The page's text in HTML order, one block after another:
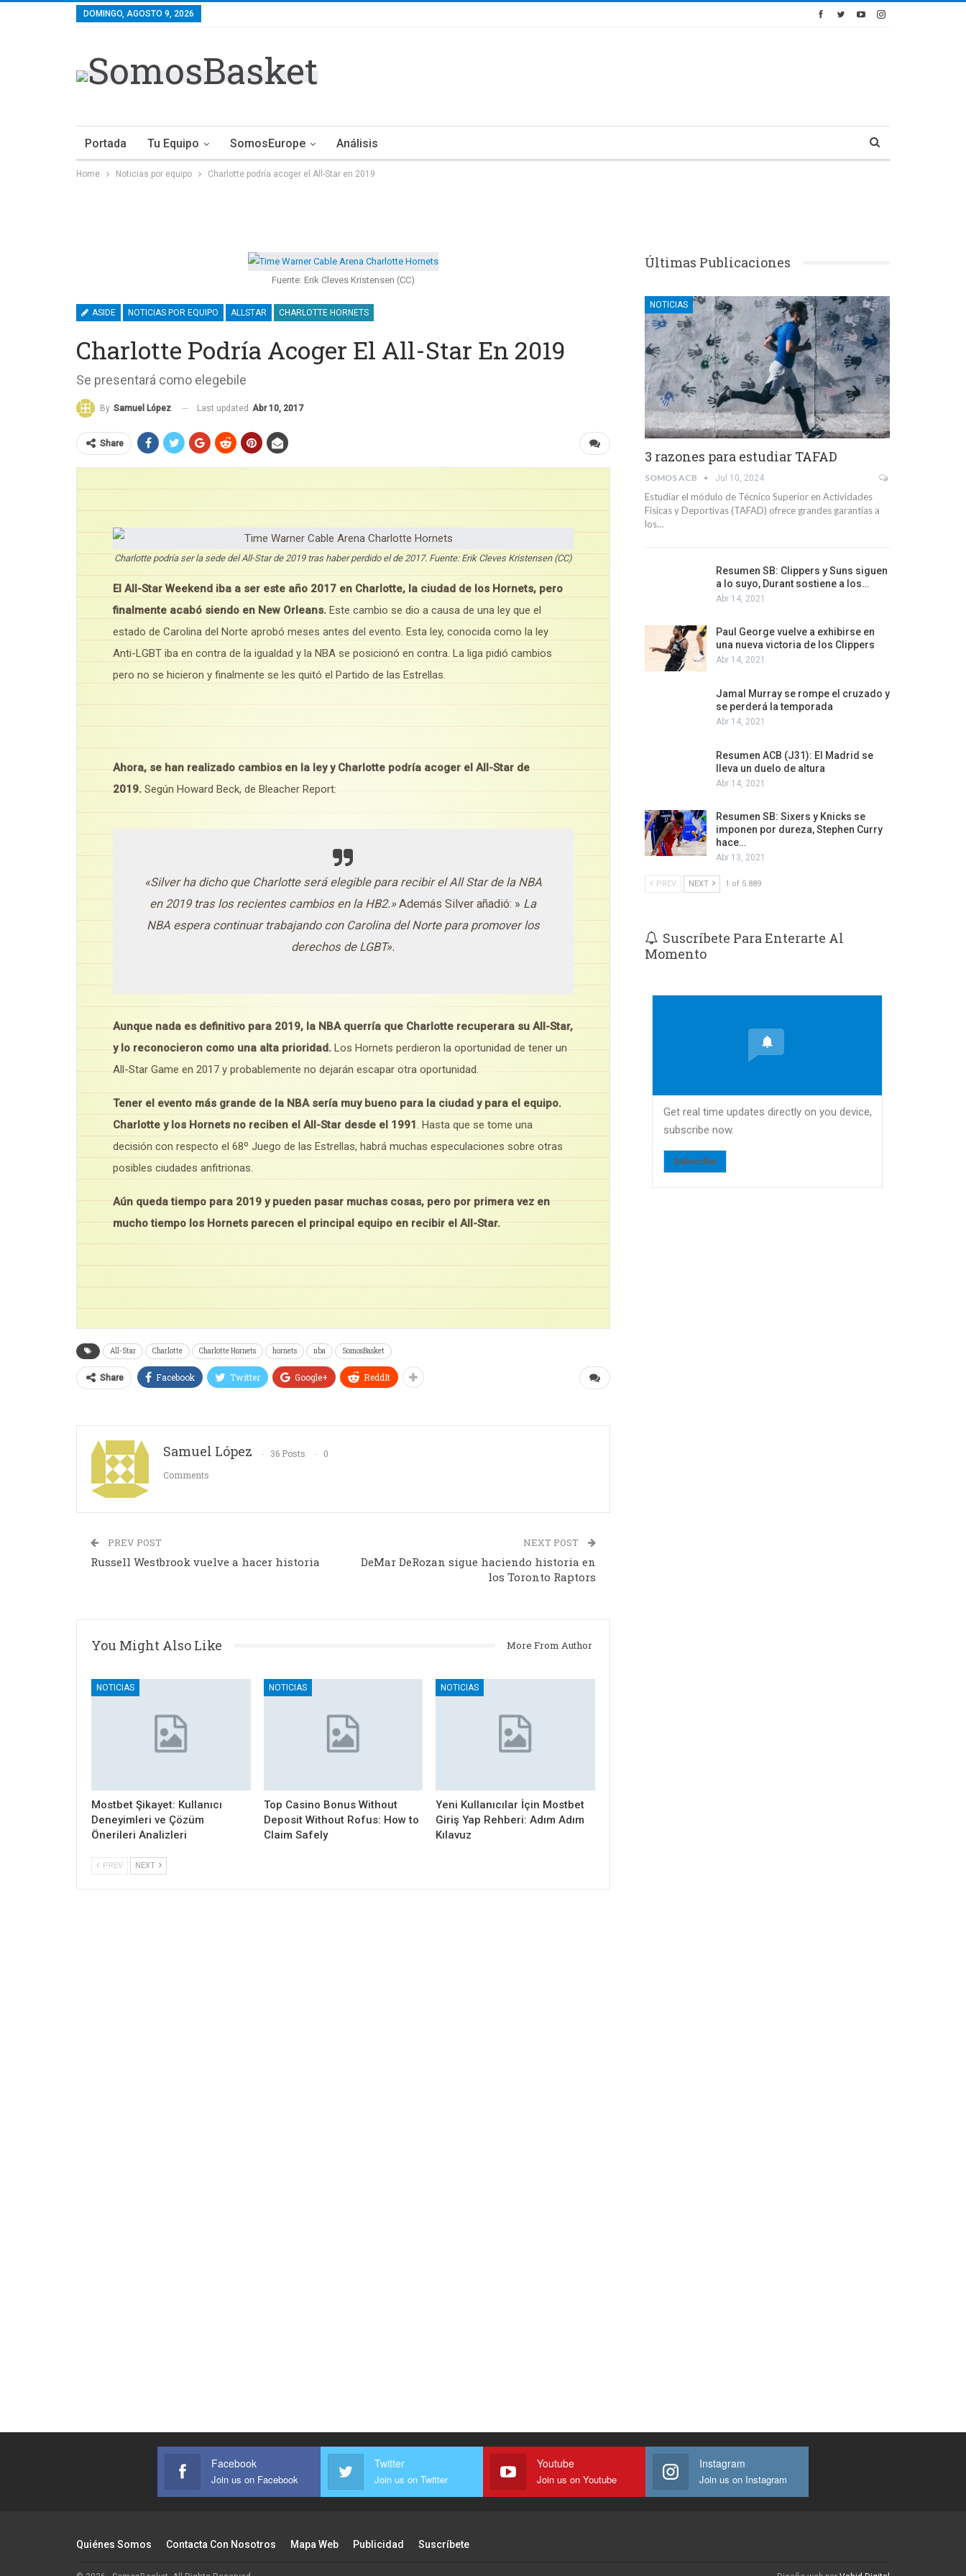
DOMINGO, AGOSTO 9, 2026
Portada Tu Equipo SomosEurope Análisis
Home Noticias por equipo Charlotte podría acoger el All-Star en 2019
Fuente: Erik Cleves Kristensen (CC)
ASIDE NOTICIAS POR EQUIPO ALLSTAR CHARLOTTE HORNETS
Charlotte Podría Acoger El All-Star En 2019
Se presentará como elegebile
By Samuel López Last updated Abr 10, 2017
Share
Charlotte podría ser la sede del All-Star de 2019 tras haber perdido el de 2017. Fuente: Erik Cleves Kristensen (CC)
El All-Star Weekend iba a ser este año 2017 en Charlotte, la ciudad de los Hornets, pero
finalmente acabó siendo en New Orleans. Este cambio se dio a causa de una ley que el
estado de Carolina del Norte aprobó meses antes del evento. Esta ley, conocida como la ley
Anti-LGBT iba en contra de la igualdad y la NBA se posicionó en contra. La liga pidió cambios
pero no se hicieron y finalmente se les quitó el Partido de las Estrellas.
Ahora, se han realizado cambios en la ley y Charlotte podría acoger el All-Star de
2019. Según Howard Beck, de Bleacher Report:
«Silver ha dicho que Charlotte será elegible para recibir el All Star de la NBA
en 2019 tras los recientes cambios en la HB2.»Además Silver añadió: » La
NBA espera continuar trabajando con Carolina del Norte para promover los
derechos de LGBT».
Aunque nada es definitivo para 2019, la NBA querría que Charlotte recuperara su All-Star,
y lo reconocieron como una alta prioridad. Los Hornets perdieron la oportunidad de tener un
All-Star Game en 2017 y probablemente no dejarán escapar otra oportunidad.
Tener el evento más grande de la NBA sería muy bueno para la ciudad y para el equipo.
Charlotte y los Hornets no reciben el All-Star desde el 1991 . Hasta que se tome una
decisión con respecto el 68º Juego de las Estrellas, habrá muchas especulaciones sobre otras
posibles ciudades anfitrionas.
Aún queda tiempo para 2019 y pueden pasar muchas cosas, pero por primera vez en
mucho tiempo los Hornets parecen el principal equipo en recibir el All-Star.
All-Star Charlotte Charlotte Hornets hornets nba SomosBasket
Share Facebook Twitter Google+ ReddIt
Samuel López 36 Posts
0
Comments
PREV POST
Russell Westbrook vuelve a hacer historia
NEXT POST
DeMar DeRozan sigue haciendo historia en
los Toronto Raptors
You Might Also Like More From Author
NOTICIAS
Mostbet Şikayet: Kullanıcı
Deneyimleri ve Çözüm
Önerileri Analizleri
NOTICIAS
Top Casino Bonus Without
Deposit Without Rofus: How to
Claim Safely
NOTICIAS
Yeni Kullanıcılar İçin Mostbet
Giriş Yap Rehberi: Adım Adım
Kılavuz
PREV NEXT
Últimas Publicaciones
NOTICIAS
3 razones para estudiar TAFAD
SOMOS ACB Jul 10, 2024
Estudiar el módulo de Técnico Superior en Actividades
Físicas y Deportivas (TAFAD) ofrece grandes garantías a
los…
Resumen SB: Clippers y Suns siguen
a lo suyo, Durant sostiene a los…
Abr 14, 2021
Paul George vuelve a exhibirse en
una nueva victoria de los Clippers
Abr 14, 2021
Jamal Murray se rompe el cruzado y
se perderá la temporada
Abr 14, 2021
Resumen ACB (J31): El Madrid se
lleva un duelo de altura
Abr 14, 2021
Resumen SB: Sixers y Knicks se
imponen por dureza, Stephen Curry
hace…
Abr 13, 2021
PREV NEXT 1 of 5.889
Suscríbete Para Enterarte Al
Momento
Get real time updates directly on you device,
subscribe now.
Subscribe
Facebook
Join us on Facebook
Twitter
Join us on Twitter
Youtube
Join us on Youtube
Instagram
Join us on Instagram
Quiénes Somos Contacta Con Nosotros Mapa Web Publicidad Suscríbete